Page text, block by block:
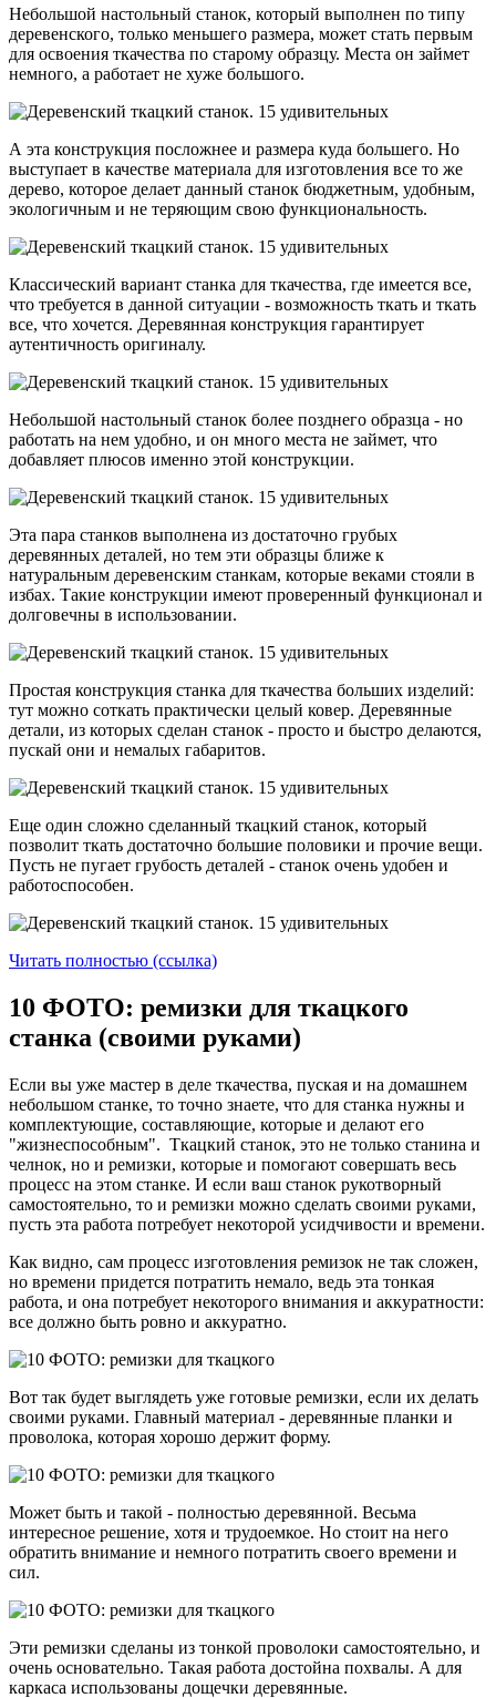
Небольшой настольный станок, который выполнен по типу
деревенского, только меньшего размера, может стать первым
для освоения ткачества по старому образцу. Места он займет
немного, а работает не хуже большого.
А эта конструкция посложнее и размера куда большего. Но
выступает в качестве материала для изготовления все то же
дерево, которое делает данный станок бюджетным, удобным,
экологичным и не теряющим свою функциональность.
Классический вариант станка для ткачества, где имеется все,
что требуется в данной ситуации - возможность ткать и ткать
все, что хочется. Деревянная конструкция гарантирует
аутентичность оригиналу.
Небольшой настольный станок более позднего образца - но
работать на нем удобно, и он много места не займет, что
добавляет плюсов именно этой конструкции.
Эта пара станков выполнена из достаточно грубых
деревянных деталей, но тем эти образцы ближе к
натуральным деревенским станкам, которые веками стояли в
избах. Такие конструкции имеют проверенный функционал и
долговечны в использовании.
Простая конструкция станка для ткачества больших изделий:
тут можно соткать практически целый ковер. Деревянные
детали, из которых сделан станок - просто и быстро делаются,
пускай они и немалых габаритов.
Еще один сложно сделанный ткацкий станок, который
позволит ткать достаточно большие половики и прочие вещи.
Пусть не пугает грубость деталей - станок очень удобен и
работоспособен.
Читать полностью (ссылка)
10 ФОТО: ремизки для ткацкого
станка (своими руками)
Если вы уже мастер в деле ткачества, пуская и на домашнем
небольшом станке, то точно знаете, что для станка нужны и
комплектующие, составляющие, которые и делают его
"жизнеспособным". Ткацкий станок, это не только станина и
челнок, но и ремизки, которые и помогают совершать весь
процесс на этом станке. И если ваш станок рукотворный
самостоятельно, то и ремизки можно сделать своими руками,
пусть эта работа потребует некоторой усидчивости и времени.
Как видно, сам процесс изготовления ремизок не так сложен,
но времени придется потратить немало, ведь эта тонкая
работа, и она потребует некоторого внимания и аккуратности:
все должно быть ровно и аккуратно.
Вот так будет выглядеть уже готовые ремизки, если их делать
своими руками. Главный материал - деревянные планки и
проволока, которая хорошо держит форму.
Может быть и такой - полностью деревянной. Весьма
интересное решение, хотя и трудоемкое. Но стоит на него
обратить внимание и немного потратить своего времени и
сил.
Эти ремизки сделаны из тонкой проволоки самостоятельно, и
очень основательно. Такая работа достойна похвалы. А для
каркаса использованы дощечки деревянные.